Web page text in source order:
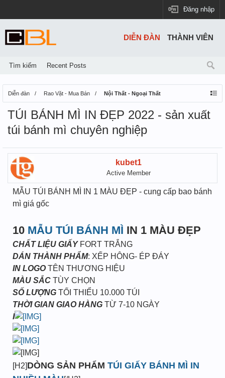
Đăng nhập
Diễn đàn Rao Vặt - Mua Bán Nội Thất - Ngoại Thất
TÚI BÁNH MÌ IN ĐẸP 2022 - sản xuất
túi bánh mì chuyên nghiệp
kubet1
Active Member
MẪU TÚI BÁNH MÌ IN 1 MÀU ĐẸP - cung cấp bao bánh
mì giá gốc
10 MẪU TÚI BÁNH MÌ IN 1 MÀU ĐẸP
CHẤT LIỆU GIẤYFORT TRẮNG
DÁN THÀNH PHẨM: XẾP HÔNG- ÉP ĐÁY
IN LOGOTÊN THƯƠNG HIỆU
MÀU SẮC TÙY CHỌN
SỐ LƯỢNG TỐI THIỂU 10.000 TÚI
THỜI GIAN GIAO HÀNG TỪ 7-10 NGÀY
I
[H2]DÒNG SẢN PHẨM TÚI GIẤY BÁNH MÌ IN
DIỄN ĐÀN
Tìm kiếm Recent Posts
THÀNH VIÊN